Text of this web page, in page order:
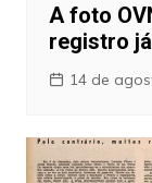
A foto
registro
14 de